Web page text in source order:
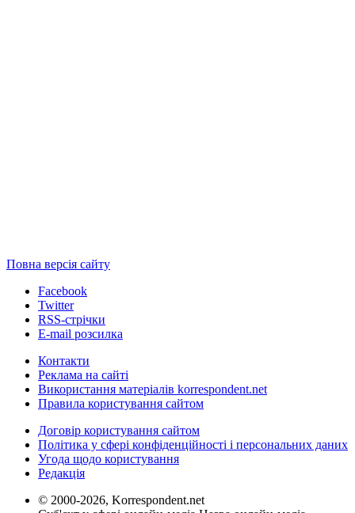
Повна версія сайту
Facebook
Twitter
RSS-стрічки
E-mail розсилка
Контакти
Реклама на сайті
Використання матеріалів korrespondent.net
Правила користування сайтом
Договір користування сайтом
Політика у сфері конфіденційності і персональних даних
Угода щодо користування
Редакція
© 2000-2026, Korrespondent.net